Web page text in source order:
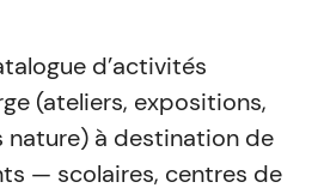
d’activités
(ateliers, expositions,
nature) à destination de
— scolaires, centres de